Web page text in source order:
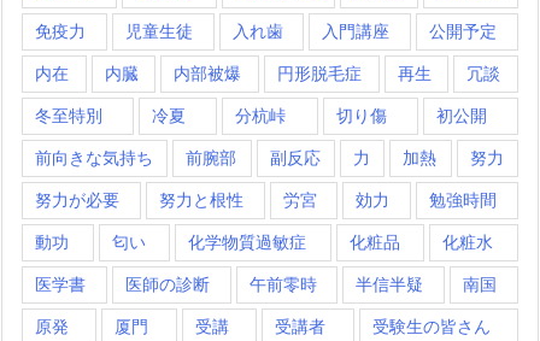
免疫力 児童生徒 入れ歯 入門講座 公開予定
内在 内臓 内部被爆 円形脱毛症 再生 冗談
冬至特別 冷夏 分杭峠 切り傷 初公開
前向きな気持ち 前腕部 副反応 力 加熱 努力
努力が必要 努力と根性 労宮 効力 勉強時間
動功 匂い 化学物質過敏症 化粧品 化粧水
医学書 医師の診断 午前零時 半信半疑 南国
原発 厦門 受講 受講者 受験生の皆さん